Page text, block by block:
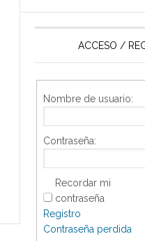
ACCESO /
Nombre de usuario:
Contraseña:
Recordar mi
contraseña
Registro
Contraseña perdida